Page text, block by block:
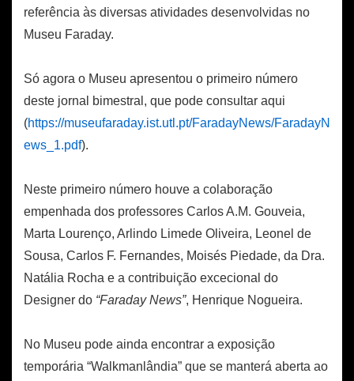
referência às diversas atividades desenvolvidas no
Museu Faraday.
Só agora o Museu apresentou o primeiro número
deste jornal bimestral, que pode consultar aqui
(https://museufaraday.ist.utl.pt/FaradayNews/FaradayN
ews_1.pdf).
Neste primeiro número houve a colaboração
empenhada dos professores Carlos A.M. Gouveia,
Marta Lourenço, Arlindo Limede Oliveira, Leonel de
Sousa, Carlos F. Fernandes, Moisés Piedade, da Dra.
Natália Rocha e a contribuição excecional do
Designer do “Faraday News”, Henrique Nogueira.
No Museu pode ainda encontrar a exposição
temporária “Walkmanlândia” que se manterá aberta ao